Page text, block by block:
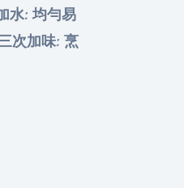
水: 均勻易
次加味: 烹